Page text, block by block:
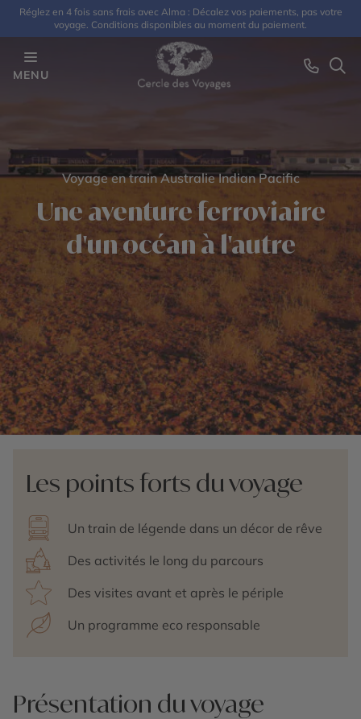
Réglez en 4 fois sans frais avec Alma : Décalez vos paiements, pas votre
voyage. Conditions disponibles au moment du paiement.
MENU
Voyage en train Australie Indian Pacific
Une aventure ferroviaire
d'un océan à l'autre
Les points forts du voyage
Un train de légende dans un décor de rêve
Des activités le long du parcours
Des visites avant et après le périple
Un programme eco responsable
Présentation du voyage